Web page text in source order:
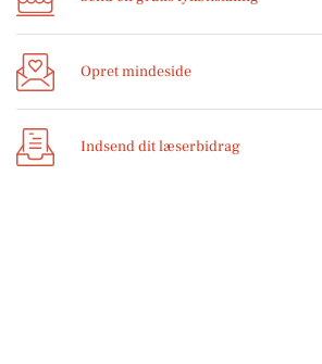
Opret mindeside
Indsend dit læserbidrag